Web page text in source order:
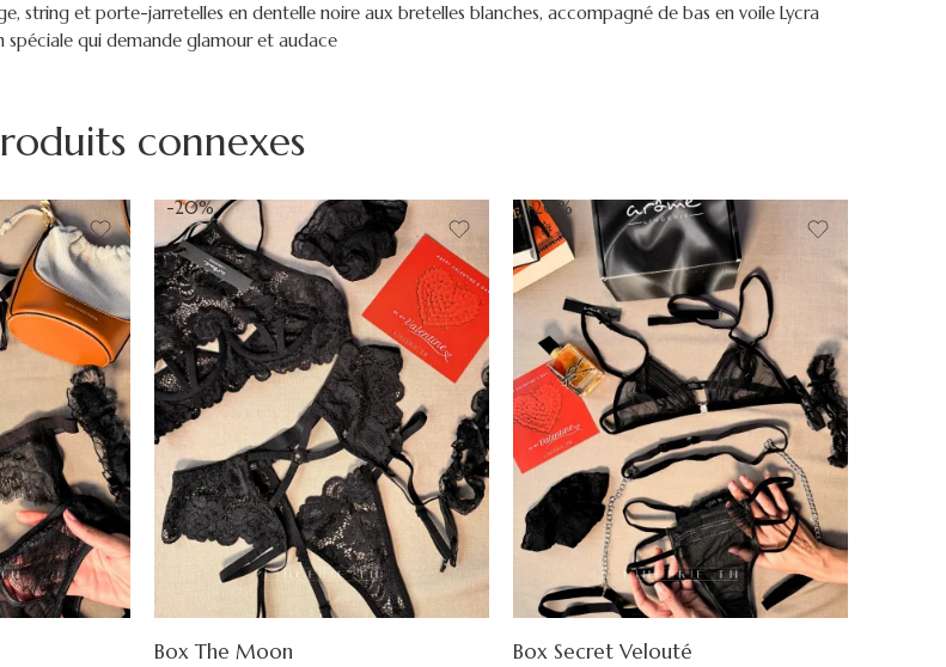
string et porte-jarretelles en dentelle noire aux bretelles blanches, accompagné de bas en voile Lycra
spéciale qui demande glamour et audace
connexes
-20%
Box The Moon
-20%
Box Secret Velouté